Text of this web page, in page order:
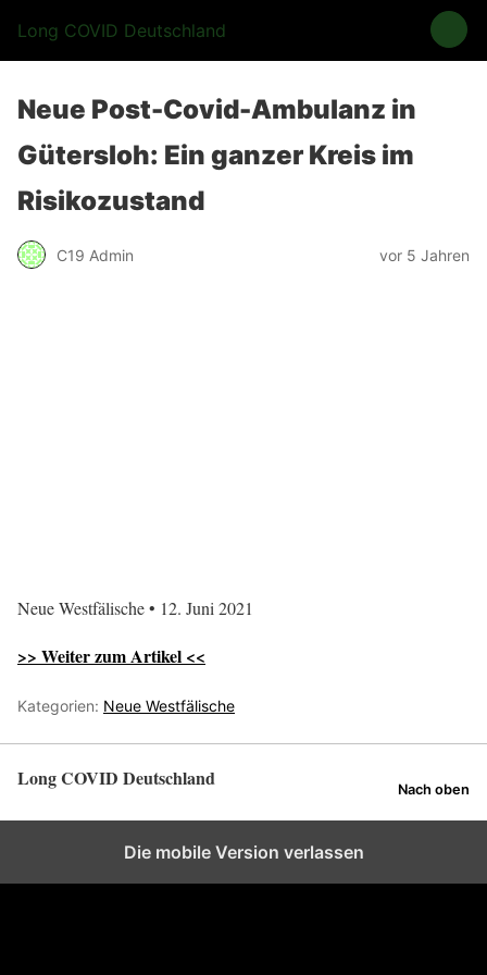
Long COVID Deutschland
Neue Post-Covid-Ambulanz in
Gütersloh: Ein ganzer Kreis im
Risikozustand
C19 Admin vor 5 Jahren
Neue Westfälische • 12. Juni 2021
>> Weiter zum Artikel <<
Kategorien: Neue Westfälische
Long COVID Deutschland Nach oben
Die mobile Version verlassen